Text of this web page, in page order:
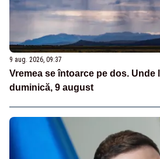
9 aug. 2026, 09:37
Vremea se întoarce pe dos. Unde
duminică, 9 august